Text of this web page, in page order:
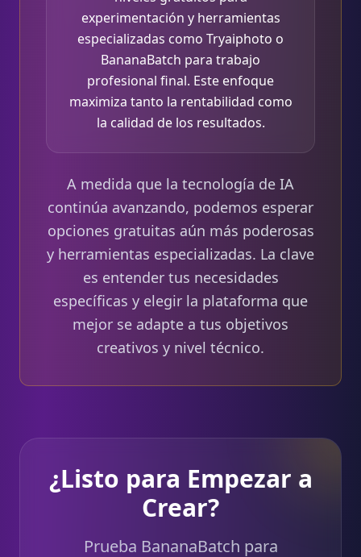
experimentación y herramientas
especializadas como Tryaiphoto o
BananaBatch para trabajo
profesional final. Este enfoque
maximiza tanto la rentabilidad como
la calidad de los resultados.
A medida que la tecnología de IA
continúa avanzando, podemos esperar
opciones gratuitas aún más poderosas
y herramientas especializadas. La clave
es entender tus necesidades
específicas y elegir la plataforma que
mejor se adapte a tus objetivos
creativos y nivel técnico.
¿Listo para Empezar a
Crear?
Prueba BananaBatch para